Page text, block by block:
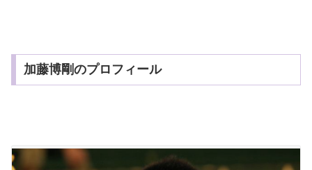
加藤博剛のプロフィール